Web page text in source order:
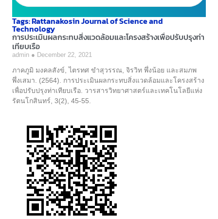
Tags: Rattanakosin Journal of Science and
Technology
การประเมินผลกระทบสิ่งแวดล้อมและโครงสร้างเพื่อปรับปรุงท่า
เทียบเรือ
admin December 22, 2021
ภาคภูมิ มงคลสังข์, ไตรทศ ขําสุวรรณ, จิรวิท พึ่งน้อย และสมภพ
พึ่งเสมา. (2564). การประเมินผลกระทบสิ่งแวดล้อมและโครงสร้าง
เพื่อปรับปรุงท่าเทียบเรือ. วารสารวิทยาศาสตร์และเทคโนโลยีแห่ง
รัตนโกสินทร์, 3(2), 45-55.